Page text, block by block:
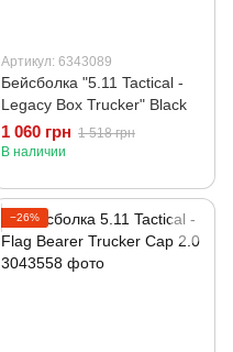
Артикул: 6343089
Бейсболка "5.11 Tactical -
Legacy Box Trucker" Black
1 060 грн 1 518 грн
В наличии
−26%